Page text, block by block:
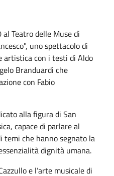
Teatro delle Muse di
uno spettacolo di
artistica con i testi di Aldo
Branduardi che
con Fabio
alla figura di San
capace di parlare al
che hanno segnato la
dignità umana.
e l’arte musicale di